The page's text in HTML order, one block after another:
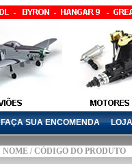
FAÇA SUA ENCOMENDA LOJA